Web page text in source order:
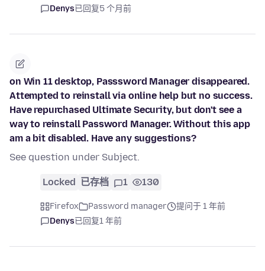
Denys已回复5 个月前
on Win 11 desktop, Passsword Manager disappeared.
Attempted to reinstall via online help but no success.
Have repurchased Ultimate Security, but don't see a
way to reinstall Password Manager. Without this app
am a bit disabled. Have any suggestions?
See question under Subject.
Locked 已存档 1 130
Firefox Password manager
提问于 1 年前
Denys已回复1 年前